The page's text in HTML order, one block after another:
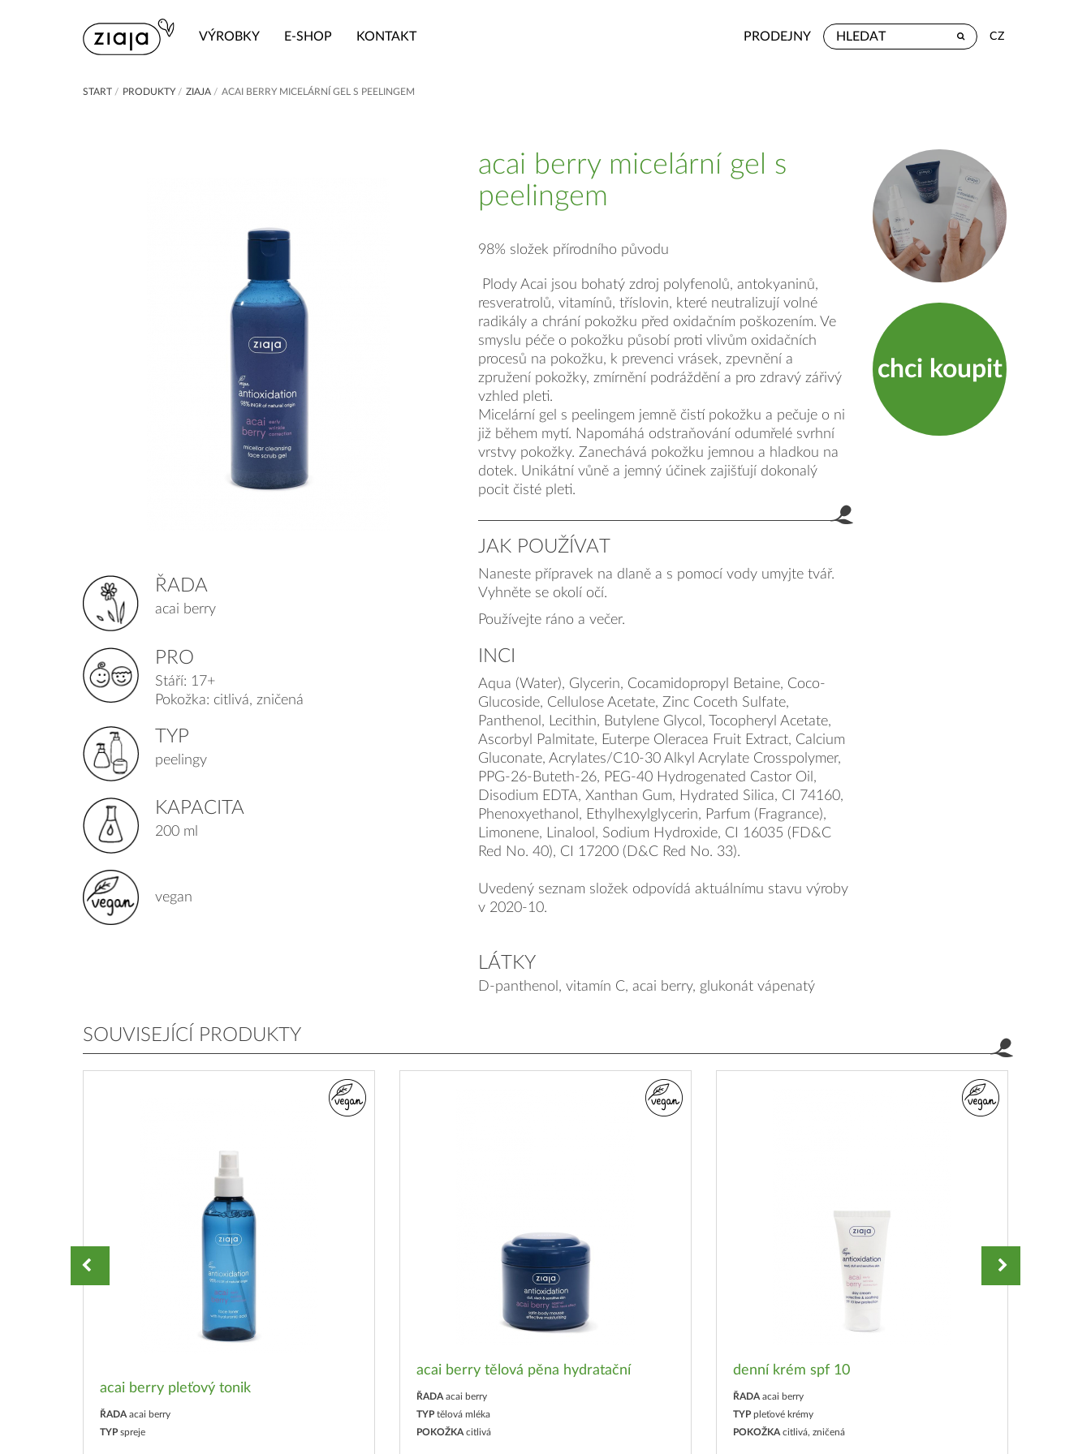
VÝROBKY E-SHOP KONTAKT PRODEJNY CZ
START / PRODUKTY / ZIAJA / ACAI BERRY MICELÁRNÍ GEL S PEELINGEM
ŘADA
acai berry
PRO
Stáří: 17+
Pokožka: citlivá, zničená
TYP
peelingy
KAPACITA
200 ml
vegan
acai berry micelární gel s
peelingem
98% složek přírodního původu
Plody Acai jsou bohatý zdroj polyfenolů, antokyaninů,
resveratrolů, vitamínů, tříslovin, které neutralizují volné
radikály a chrání pokožku před oxidačním poškozením. Ve
smyslu péče o pokožku působí proti vlivům oxidačních
procesů na pokožku, k prevenci vrásek, zpevnění a
zpružení pokožky, zmírnění podráždění a pro zdravý zářivý
vzhled pleti.
Micelární gel s peelingem jemně čistí pokožku a pečuje o ni
již během mytí. Napomáhá odstraňování odumřelé svrhní
vrstvy pokožky. Zanechává pokožku jemnou a hladkou na
dotek. Unikátní vůně a jemný účinek zajišťují dokonalý
pocit čisté pleti.
JAK POUŽÍVAT
Naneste přípravek na dlaně a s pomocí vody umyjte tvář.
Vyhněte se okolí očí.
Používejte ráno a večer.
INCI
Aqua (Water), Glycerin, Cocamidopropyl Betaine, Coco-
Glucoside, Cellulose Acetate, Zinc Coceth Sulfate,
Panthenol, Lecithin, Butylene Glycol, Tocopheryl Acetate,
Ascorbyl Palmitate, Euterpe Oleracea Fruit Extract, Calcium
Gluconate, Acrylates/C10-30 Alkyl Acrylate Crosspolymer,
PPG-26-Buteth-26, PEG-40 Hydrogenated Castor Oil,
Disodium EDTA, Xanthan Gum, Hydrated Silica, CI 74160,
Phenoxyethanol, Ethylhexylglycerin, Parfum (Fragrance),
Limonene, Linalool, Sodium Hydroxide, CI 16035 (FD&C
Red No. 40), CI 17200 (D&C Red No. 33).
Uvedený seznam složek odpovídá aktuálnímu stavu výroby
v 2020-10.
LÁTKY
D-panthenol, vitamín C, acai berry, glukonát vápenatý
product.label.guide
chci koupit
SOUVISEJÍCÍ PRODUKTY
acai berry pleťový tonik
ŘADA acai berry
TYP spreje
acai berry tělová pěna hydratační
ŘADA acai berry
TYP tělová mléka
POKOŽKA citlivá
denní krém spf 10
ŘADA acai berry
TYP pleťové krémy
POKOŽKA citlivá, zničená